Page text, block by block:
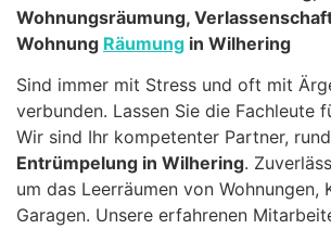
Wohnungsräumung,
Wohnung Räumung in Wilhering
Sind immer mit Stress und oft mit
verbunden. Lassen Sie die Fachleute
Wir sind Ihr kompetenter Partner,
Entrümpelung in Wilhering.
um das Leerräumen von Wohnungen,
Garagen. Unsere erfahrenen